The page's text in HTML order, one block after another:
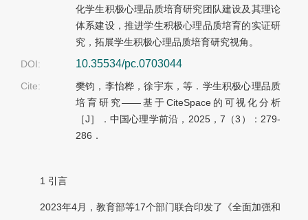
化学生积极心理品质培育研究团队建设及其理论
体系建设，推进学生积极心理品质培育的实证研
究，拓展学生积极心理品质培育研究视角。
DOI:
10.35534/pc.0703044
Cite:
樊钧，李怡桦，徐宇东，等．学生积极心理品质
培育研究——基于CiteSpace的可视化分析
［J］．中国心理学前沿，2025，7（3）：279-
286．
1 引言
2023年4月，教育部等17个部门联合印发了《全面加强和